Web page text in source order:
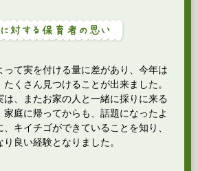
って実を付ける量に差があり、今年は
くさん見つけることが出来ました。
は、またお家の人と一緒に採りに来る
庭に帰ってからも、話題になったよ
キイチゴができていることを知り、
良い経験となりました。